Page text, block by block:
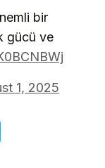
bir
gücü ve
1, 2025